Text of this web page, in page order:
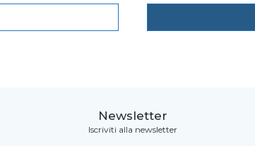
Newsletter
Iscriviti alla newsletter